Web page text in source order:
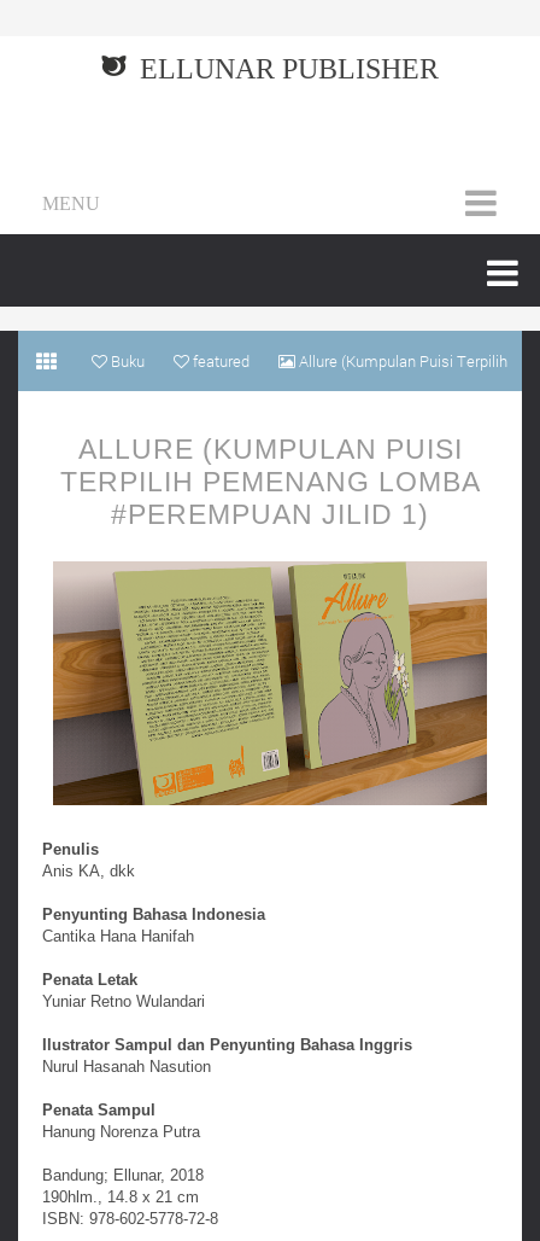
ELLUNAR PUBLISHER
MENU
Buku featured Allure (Kumpulan Puisi Terpilih
ALLURE (KUMPULAN PUISI
TERPILIH PEMENANG LOMBA
#PEREMPUAN JILID 1)
Penulis
Anis KA, dkk
Penyunting Bahasa Indonesia
Cantika Hana Hanifah
Penata Letak
Yuniar Retno Wulandari
Ilustrator Sampul dan Penyunting Bahasa Inggris
Nurul Hasanah Nasution
Penata Sampul
Hanung Norenza Putra
Bandung; Ellunar, 2018
190hlm., 14.8 x 21 cm
ISBN: 978-602-5778-72-8